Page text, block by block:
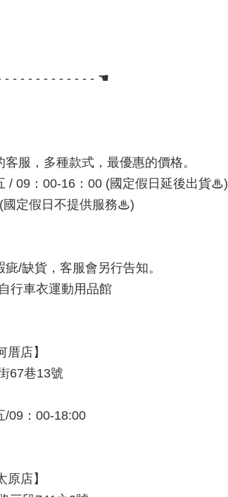
- - - - - - - - - - - - ☚
服，多種款式，最優惠的價格。
/ 09：00-16：00 (國定假日延後出貨♨)
定假日不提供服務♨)
/缺貨，客服會另行告知。
行車衣運動用品館
店】
67巷13號
/09：00-18:00
店】